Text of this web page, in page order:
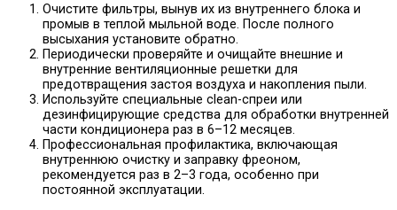
Очистите фильтры, вынув их из внутреннего блока и
промыв в теплой мыльной воде. После полного
высыхания установите обратно.
Периодически проверяйте и очищайте внешние и
внутренние вентиляционные решетки для
предотвращения застоя воздуха и накопления пыли.
Используйте специальные clean-спреи или
дезинфицирующие средства для обработки внутренней
части кондиционера раз в 6–12 месяцев.
Профессиональная профилактика, включающая
внутреннюю очистку и заправку фреоном,
рекомендуется раз в 2–3 года, особенно при
постоянной эксплуатации.